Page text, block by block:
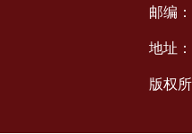
邮编
地址
版权